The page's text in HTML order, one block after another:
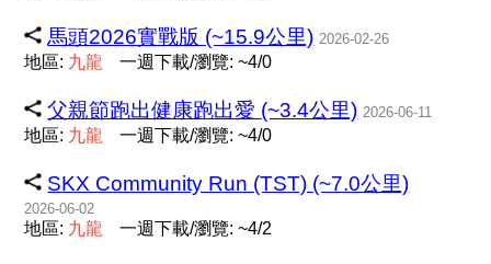
馬頭2026實戰版 (~15.9公里) 2026-02-26
地區: 九龍 一週下載/瀏覽: ~4/0
父親節跑出健康跑出愛 (~3.4公里) 2026-06-11
地區: 九龍 一週下載/瀏覽: ~4/0
SKX Community Run (TST) (~7.0公里)
2026-06-02
地區: 九龍 一週下載/瀏覽: ~4/2